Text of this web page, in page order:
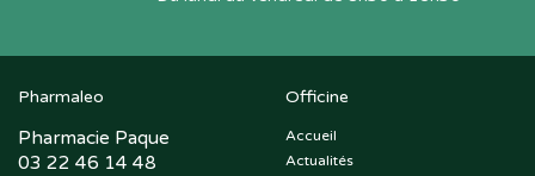
Pharmaleo
Pharmacie Paque
03 22 46 14 48
Officine
Accueil
Actualités